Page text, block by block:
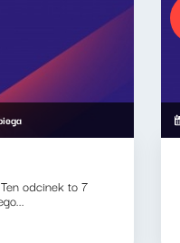
odcinek to 7